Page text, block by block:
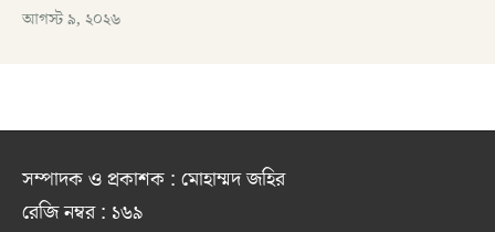
আগস্ট ৯, ২০২৬
সম্পাদক ও প্রকাশক : মোহাম্মদ জহির
রেজি নম্বর : ১৬৯